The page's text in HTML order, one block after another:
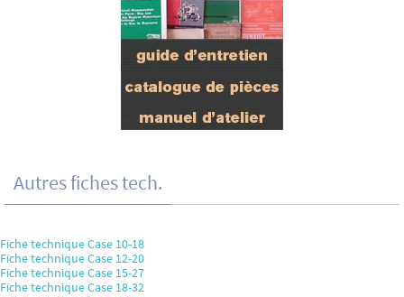
Autres fiches tech.
Fiche technique Case 10-18
Fiche technique Case 12-20
Fiche technique Case 15-27
Fiche technique Case 18-32